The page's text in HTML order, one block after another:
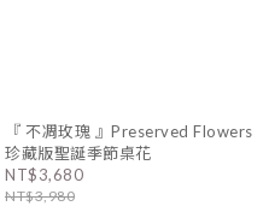
『 不凋玫瑰 』Preserved Flowers
珍藏版聖誕季節桌花
NT$3,680
NT$3,980